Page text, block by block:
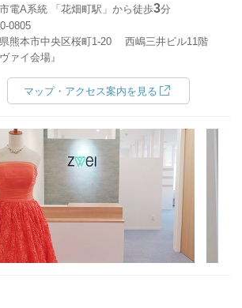
電A系統 「花畑町駅」から徒歩3分
0805
熊本市中央区桜町1-20 西嶋三井ビル11階
ヴァイ会場』
マップ・アクセス案内を見る